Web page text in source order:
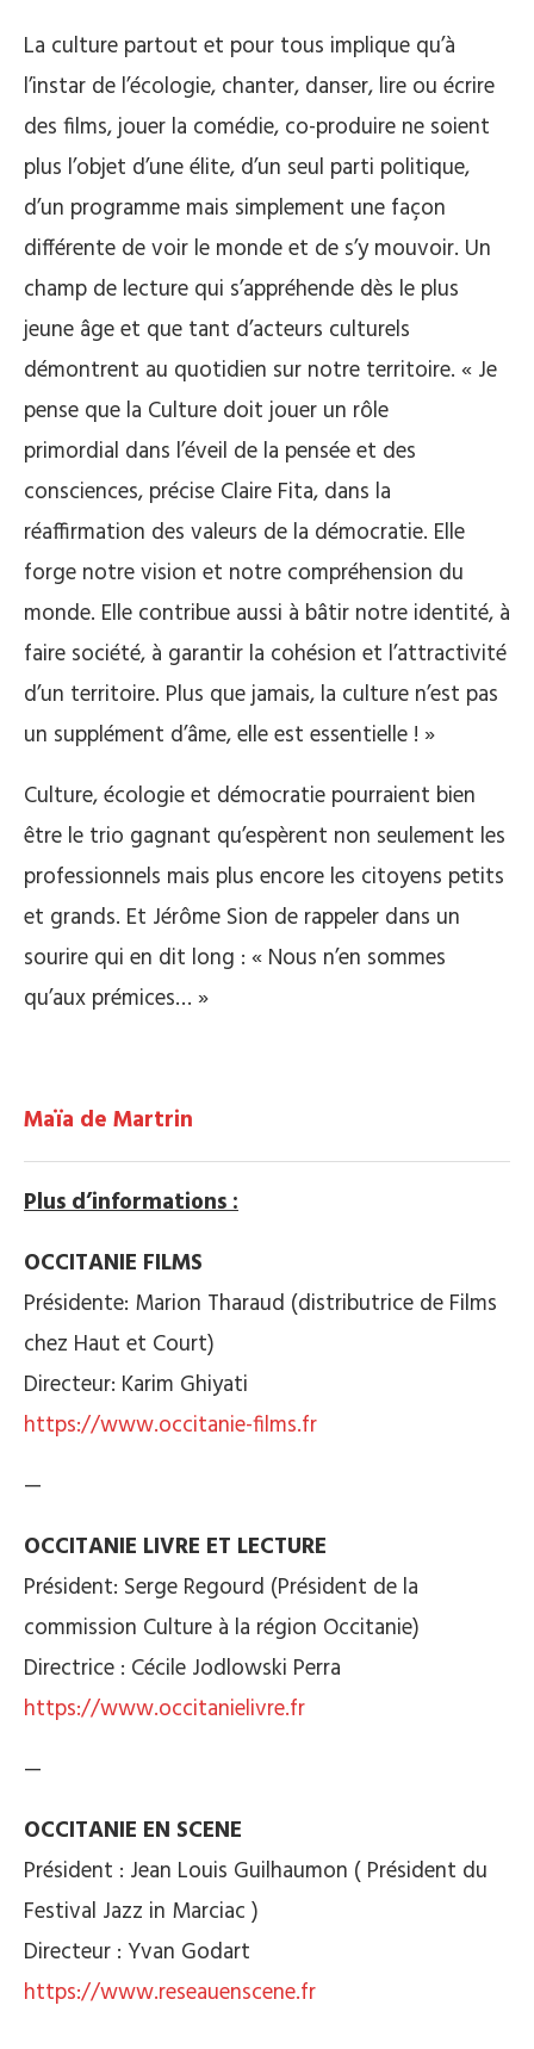
La culture partout et pour tous implique qu’à
l’instar de l’écologie, chanter, danser, lire ou écrire
des films, jouer la comédie, co-produire ne soient
plus l’objet d’une élite, d’un seul parti politique,
d’un programme mais simplement une façon
différente de voir le monde et de s’y mouvoir. Un
champ de lecture qui s’appréhende dès le plus
jeune âge et que tant d’acteurs culturels
démontrent au quotidien sur notre territoire. « Je
pense que la Culture doit jouer un rôle
primordial dans l’éveil de la pensée et des
consciences, précise Claire Fita, dans la
réaffirmation des valeurs de la démocratie. Elle
forge notre vision et notre compréhension du
monde. Elle contribue aussi à bâtir notre identité, à
faire société, à garantir la cohésion et l’attractivité
d’un territoire. Plus que jamais, la culture n’est pas
un supplément d’âme, elle est essentielle ! »
Culture, écologie et démocratie pourraient bien
être le trio gagnant qu’espèrent non seulement les
professionnels mais plus encore les citoyens petits
et grands. Et Jérôme Sion de rappeler dans un
sourire qui en dit long : « Nous n’en sommes
qu’aux prémices… »
Maïa de Martrin
Plus d’informations :
OCCITANIE FILMS
Présidente: Marion Tharaud (distributrice de Films
chez Haut et Court)
Directeur: Karim Ghiyati
https://www.occitanie-films.fr
—
OCCITANIE LIVRE ET LECTURE
Président: Serge Regourd (Président de la
commission Culture à la région Occitanie)
Directrice : Cécile Jodlowski Perra
https://www.occitanielivre.fr
—
OCCITANIE EN SCENE
Président : Jean Louis Guilhaumon ( Président du
Festival Jazz in Marciac )
Directeur : Yvan Godart
https://www.reseauenscene.fr